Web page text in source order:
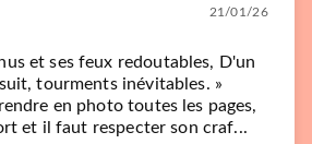
21/01/26
et ses feux redoutables, D'un
tourments inévitables. »
en photo toutes les pages,
et il faut respecter son craf...